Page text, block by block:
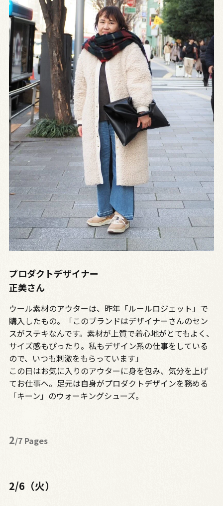
プロダクトデザイナー
正美さん
ウール素材のアウターは、昨年「ルールロジェット」で
購入したもの。「このブランドはデザイナーさんのセン
スがステキなんです。素材が上質で着心地がとてもよく、
サイズ感もぴったり。私もデザイン系の仕事をしている
ので、いつも刺激をもらっています」
この日はお気に入りのアウターに身を包み、気分を上げ
てお仕事へ。足元は自身がプロダクトデザインを務める
「キーン」のウォーキングシューズ。
2/7 Pages
2/6（火）